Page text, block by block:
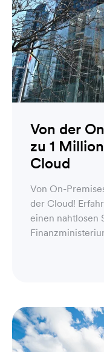
Von der
zu 1
Cloud
Von On-
der Cloud!
einen nahtlosen